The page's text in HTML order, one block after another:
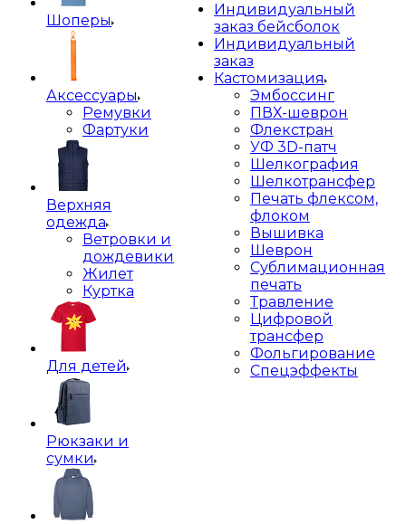
Шоперы
Аксессуары
Ремувки
Фартуки
Верхняя
одежда
Ветровки и
дождевики
Жилет
Куртка
Для детей
Рюкзаки и
сумки
Индивидуальный
заказ бейсболок
Индивидуальный
заказ
Кастомизация
Эмбоссинг
ПВХ-шеврон
Флекстран
УФ 3D-патч
Шелкография
Шелкотрансфер
Печать флексом,
флоком
Вышивка
Шеврон
Сублимационная
печать
Травление
Цифровой
трансфер
Фольгирование
Спецэффекты